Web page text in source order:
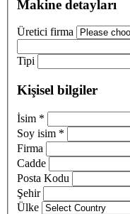
Makine detayları
Üretici firma
Tipi
Kişisel bilgiler
İsim *
Soy isim *
Firma
Cadde
Posta Kodu
Şehir
Ülke